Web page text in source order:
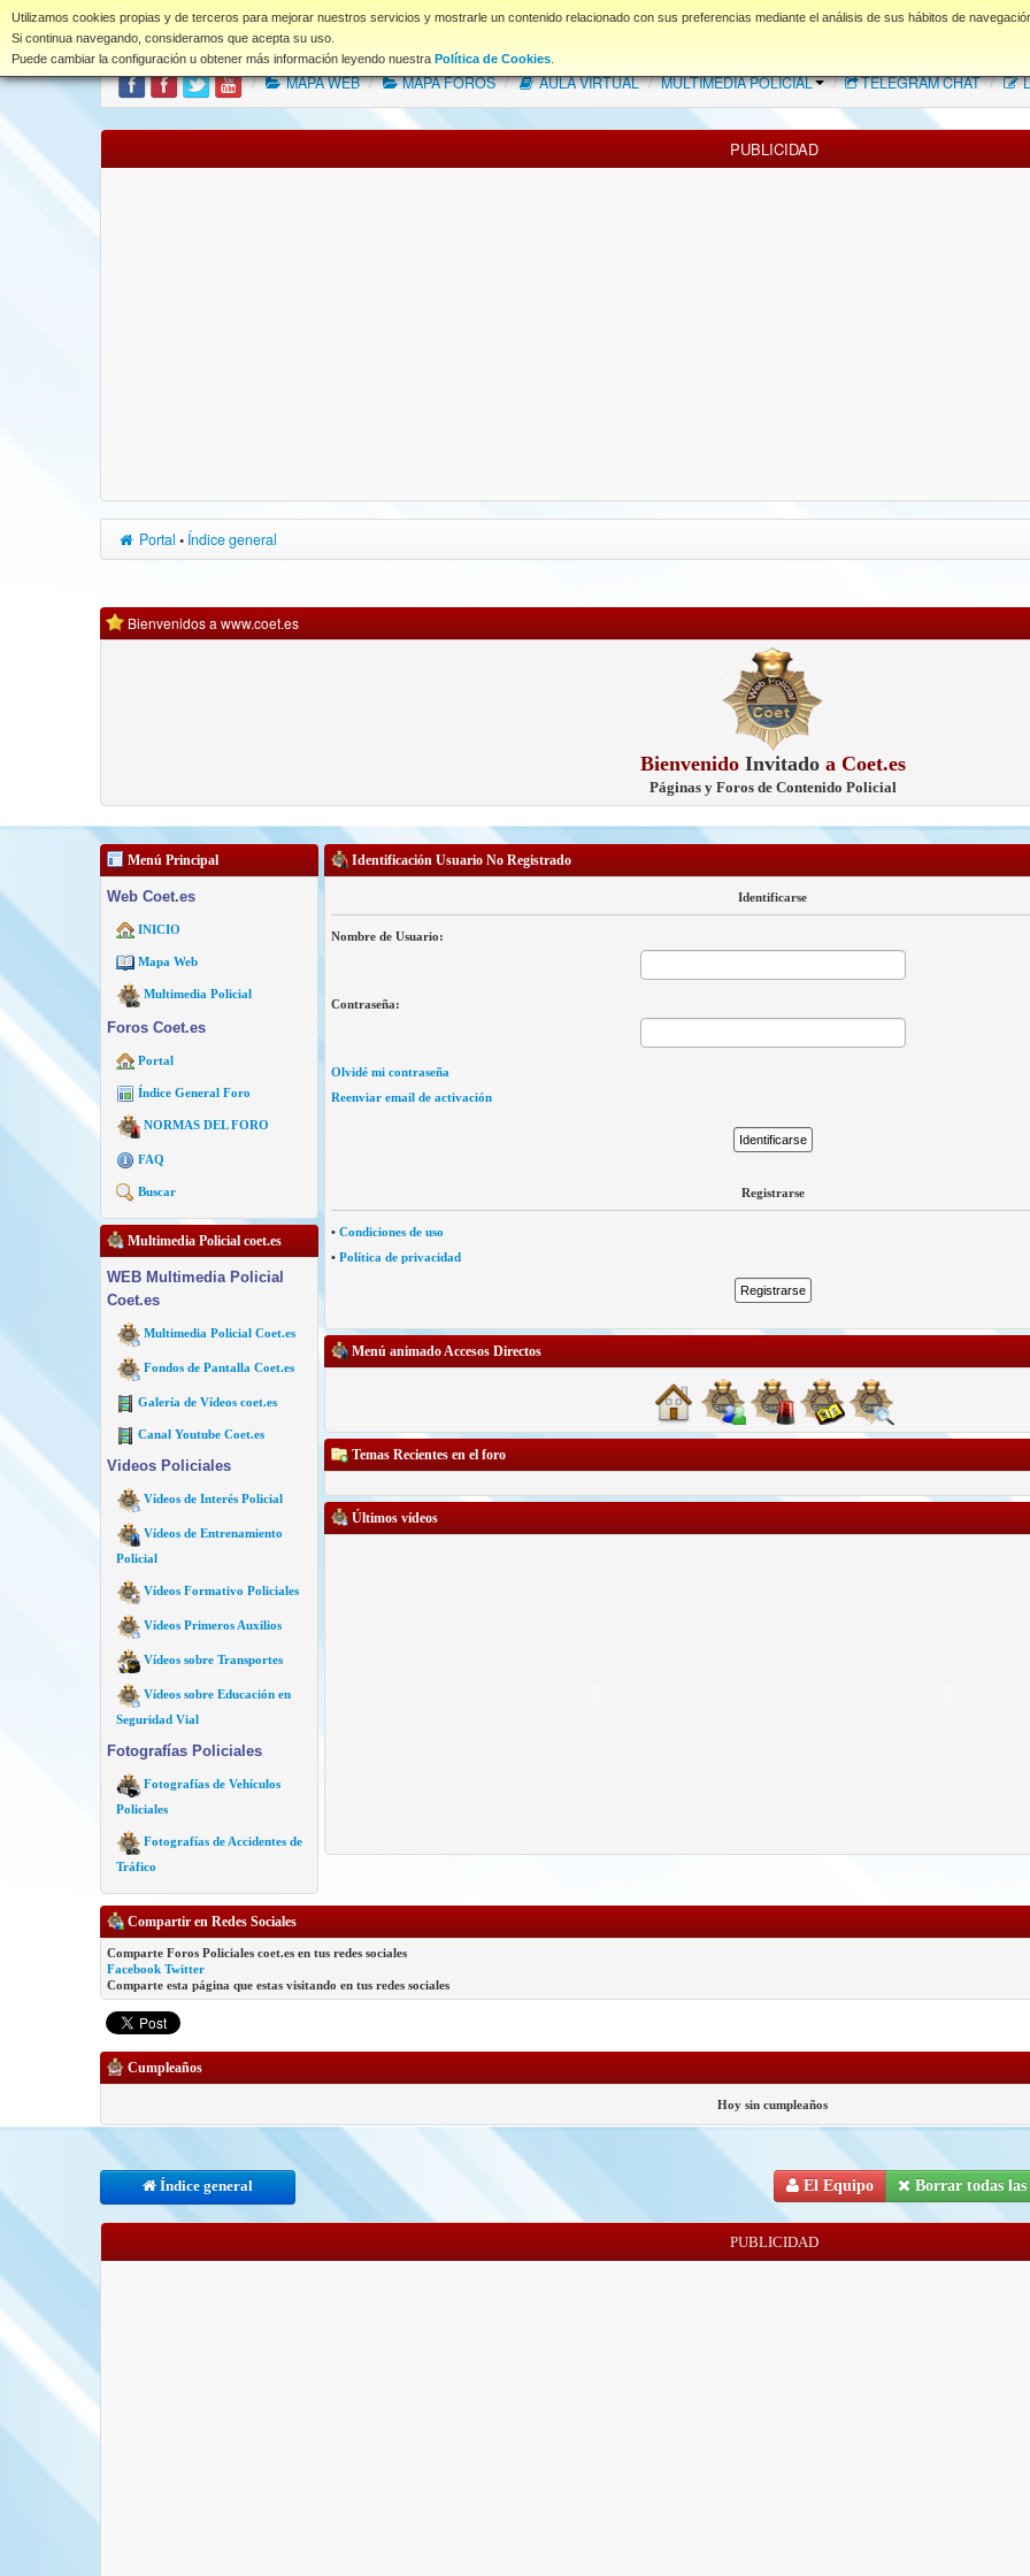
Utilizamos cookies propias y de terceros para mejorar nuestros servicios y mostrarle un contenido relacionado con sus preferencias mediante el análisis de sus hábitos de
Si continua navegando, consideramos que acepta su uso.
Puede cambiar la configuración u obtener más información leyendo nuestra Política de Cookies
www.coet.es Portal Índice Foros FAQ NORMAS FORO Descargas
/ MAPA WEB / MAPA FOROS / AULA VIRTUAL / MULTIMEDIA POLICIAL / TELEGRAM CHAT /
PUBLICIDAD
Portal • Índice general
Bienvenidos a www.coet.es
BienvenidoInvitado a Coet.es
Páginas y Foros de Contenido Policial
Menú Principal
Web Coet.es
INICIO
Mapa Web
Multimedia Policial
Foros Coet.es
Portal
Índice General Foro
NORMAS DEL FORO
FAQ
Buscar
Multimedia Policial coet.es
WEB Multimedia Policial
Coet.es
Multimedia Policial Coet.es
Fondos de Pantalla Coet.es
Galería de Vídeos coet.es
Canal Youtube Coet.es
Videos Policiales
Vídeos de Interés Policial
Vídeos de Entrenamiento
Policial
Vídeos Formativo Policiales
Vídeos Primeros Auxilios
Vídeos sobre Transportes
Vídeos sobre Educación en
Seguridad Vial
Fotografías Policiales
Fotografías de Vehículos
Policiales
Fotografías de Accidentes de
Tráfico
Identificación Usuario No Registrado
Identificarse
Nombre de Usuario:
Contraseña:
Olvidé mi contraseña
Reenviar email de activación
Registrarse
• Condiciones de uso
• Política de privacidad
Menú animado Accesos Directos
Temas Recientes en el foro
Últimos vídeos
Compartir en Redes Sociales
Comparte Foros Policiales coet.es en tus redes sociales
Facebook Twitter
Comparte esta página que estas visitando en tus redes sociales
Cumpleaños
Hoy sin cumpleaños
Índice general El Equipo Borrar todas
PUBLICIDAD